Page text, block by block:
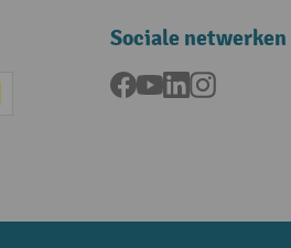
| Wero
Sociale netwerken
Facebook
YouTubeLinkedInInstagram